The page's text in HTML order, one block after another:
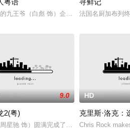
地预定了他的目的地婚礼和蜜月
九王爷（白彪 饰）企图谋权篡位，落败的
法国名厨加布列
中，秦家宝结识了查小桑（叶童 饰）和洛
事人之际，为了各自的梦想，有的急不可待
9.0
2(粤)
星驰 饰）圆满完成了校园任务后，以为可
HD
克里斯·洛克：
Chris Rock